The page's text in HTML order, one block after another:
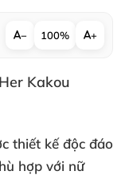
− 100% +
Kakou
thiết kế độc đáo
hợp với nữ